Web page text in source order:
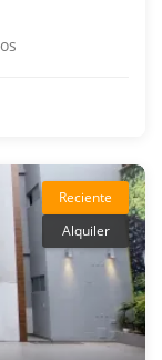
Reciente
Alquiler